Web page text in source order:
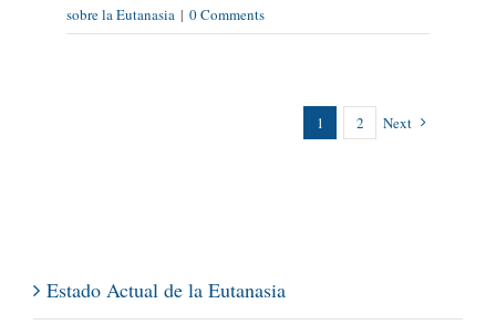
sobre la Eutanasia | 0 Comments
1 2 Next
Estado Actual de la Eutanasia